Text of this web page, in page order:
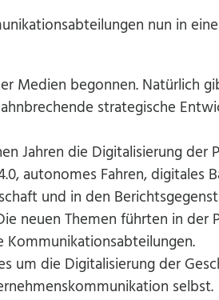
nun in
Medien begonnen. Natürlich
strategische
Jahren die Digitalisierung der
autonomes Fahren, digitales
und in den
neuen Themen führten in der
um die Digitalisierung der
selbst.